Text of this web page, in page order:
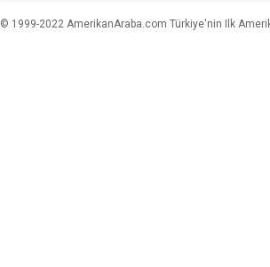
© 1999-2022 AmerikanAraba.com Türkiye'nin Ilk